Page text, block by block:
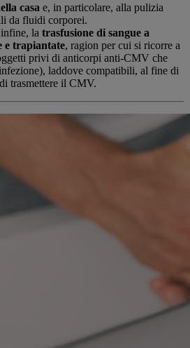
casa e, in particolare, alla pulizia
da fluidi corporei.
la trasfusione di sangue a
e trapiantate, ragion per cui si ricorre a
privi di anticorpi anti-CMV che
laddove compatibili, al fine di
trasmettere il CMV.